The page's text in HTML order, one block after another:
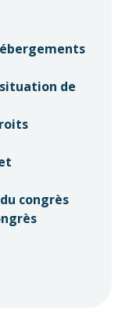
situation de
congrès